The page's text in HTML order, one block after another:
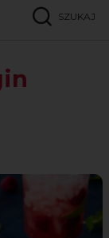
SZUKAJ
Facebook